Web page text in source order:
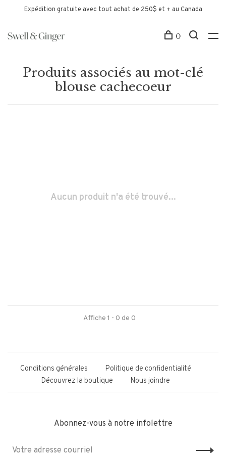
Expédition gratuite avec tout achat de 250$ et + au Canada
0
Produits associés au mot-clé
blouse cachecoeur
Aucun produit n'a été trouvé...
Affiche 1 - 0 de 0
Conditions générales
Politique de confidentialité
Découvrez la boutique
Nous joindre
Abonnez-vous à notre infolettre